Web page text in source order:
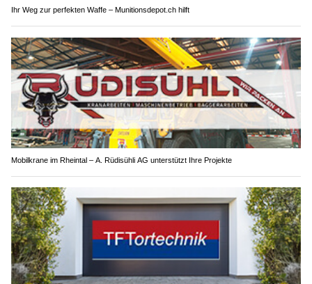
Ihr Weg zur perfekten Waffe – Munitionsdepot.ch hilft
Mobilkrane im Rheintal – A. Rüdisühli AG unterstützt Ihre Projekte